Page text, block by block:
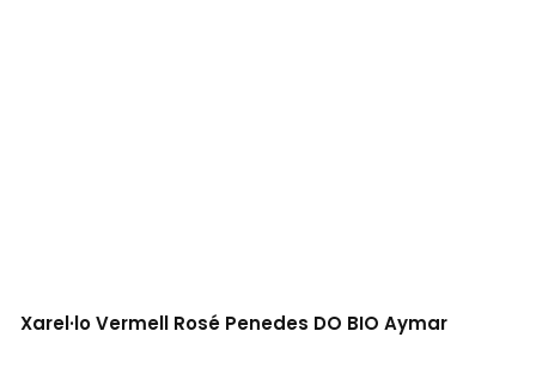
Xarel·lo Vermell Rosé Penedes DO BIO Aymar